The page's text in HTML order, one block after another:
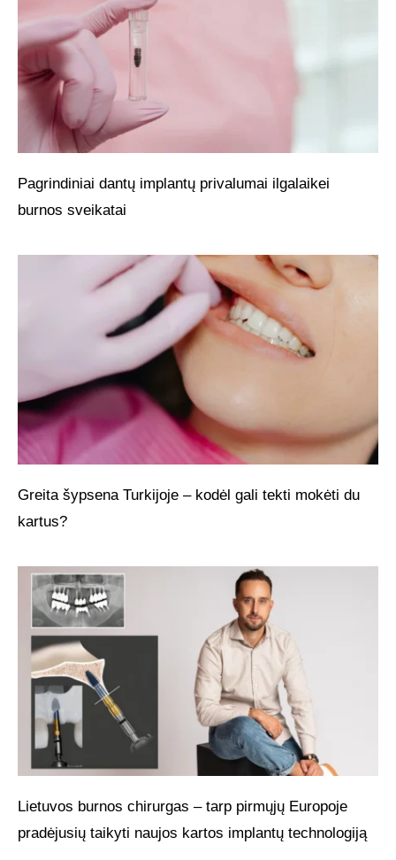
Pagrindiniai dantų implantų privalumai ilgalaikei
burnos sveikatai
Greita šypsena Turkijoje – kodėl gali tekti mokėti du
kartus?
Lietuvos burnos chirurgas – tarp pirmųjų Europoje
pradėjusių taikyti naujos kartos implantų technologiją